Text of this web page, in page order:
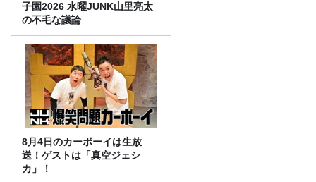
子園2026 水曜JUNK山里亮太
の不毛な議論
8月4日のカーボーイは生放
送！ゲストは「真空ジェシ
カ」！